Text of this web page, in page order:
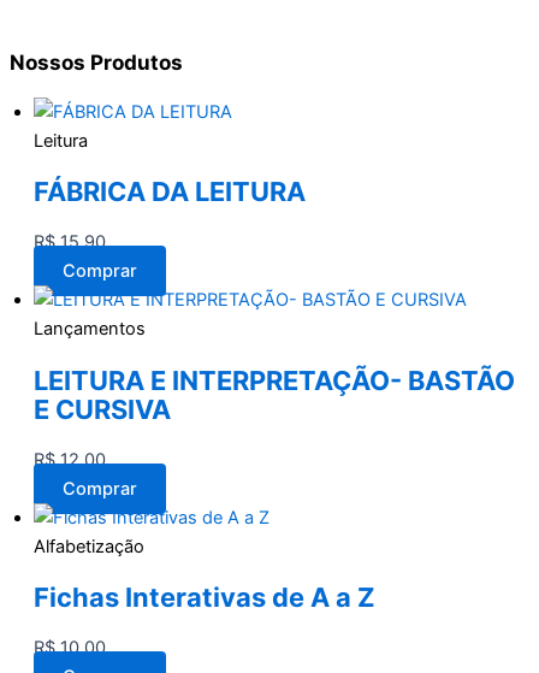
Nossos Produtos
Leitura
FÁBRICA DA LEITURA
R$15,90
Comprar
Lançamentos
LEITURA E INTERPRETAÇÃO- BASTÃO
E CURSIVA
R$12,00
Comprar
Alfabetização
Fichas Interativas de A a Z
R$10,00